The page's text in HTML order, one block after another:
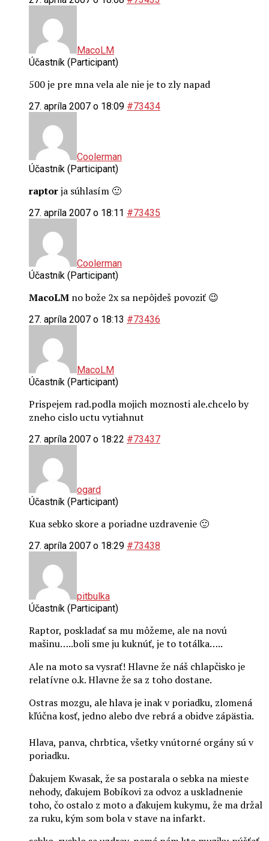
MacoLM
Účastník (Participant)
500 je pre mna vela ale nie je to zly napad
27. apríla 2007 o 18:09 #73434
Coolerman
Účastník (Participant)
raptorja súhlasím 🙂
27. apríla 2007 o 18:11 #73435
Coolerman
Účastník (Participant)
MacoLM no bože 2x sa nepôjdeš povoziť 😉
27. apríla 2007 o 18:13 #73436
MacoLM
Účastník (Participant)
Prispejem rad.podla mojich moznosti ale.chcelo by
zneho cislo uctu vytiahnut
27. apríla 2007 o 18:22 #73437
ogard
Účastník (Participant)
Kua sebko skore a poriadne uzdravenie 🙂
27. apríla 2007 o 18:29 #73438
pitbulka
Účastník (Participant)
Raptor, poskladať sa mu môžeme, ale na novú
mašinu…..boli sme ju kuknúť, je to totálka…..
Ale na moto sa vysrať! Hlavne že náš chlapčisko je
relatívne o.k. Hlavne že sa z toho dostane.
Ostras mozgu, ale hlava je inak v poriadku, zlomená
kľúčna kosť, jedno alebo dve rebrá a obidve zápästia.
Hlava, panva, chrbtica, všetky vnútorné orgány sú v
poriadku.
Ďakujem Kwasak, že sa postarala o sebka na mieste
nehody, ďakujem Bobíkovi za odvoz a uskladnenie
toho, čo ostalo z moto a ďakujem kukymu, že ma držal
za ruku, kým som bola v stave na infarkt.